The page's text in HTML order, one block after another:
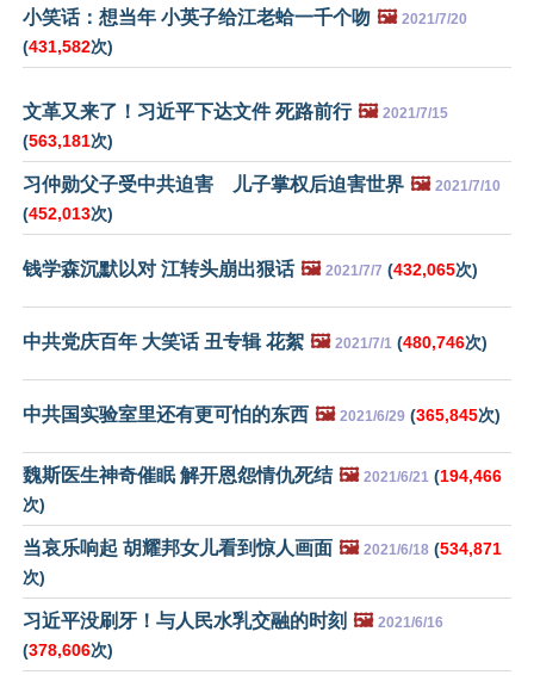
小笑话：想当年 小英子给江老蛤一千个吻 🖼️ 2021/7/20
(431,582次)
文革又来了！习近平下达文件 死路前行 🖼️ 2021/7/15
(563,181次)
习仲勋父子受中共迫害 儿子掌权后迫害世界 🖼️ 2021/7/10
(452,013次)
钱学森沉默以对 江转头崩出狠话 🖼️ 2021/7/7 (432,065次)
中共党庆百年 大笑话 丑专辑 花絮 🖼️ 2021/7/1 (480,746次)
中共国实验室里还有更可怕的东西 🖼️ 2021/6/29 (365,845次)
魏斯医生神奇催眠 解开恩怨情仇死结 🖼️ 2021/6/21 (194,466
次)
当哀乐响起 胡耀邦女儿看到惊人画面 🖼️ 2021/6/18 (534,871
次)
习近平没刷牙！与人民水乳交融的时刻 🖼️ 2021/6/16
(378,606次)